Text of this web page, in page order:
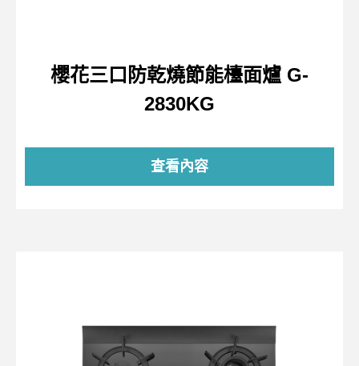
櫻花三口防乾燒節能檯面爐 G-
2830KG
查看內容